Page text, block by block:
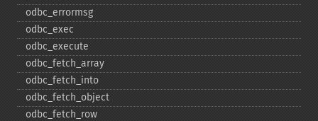
odbc_​errormsg
odbc_​exec
odbc_​execute
odbc_​fetch_​array
odbc_​fetch_​into
odbc_​fetch_​object
odbc_​fetch_​row